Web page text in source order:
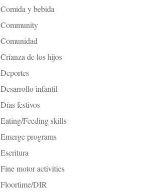
Comida y bebida
Community
Comunidad
Crianza de los hijos
Deportes
Desarrollo infantil
Días festivos
Eating/Feeding skills
Emerge programs
Escritura
Fine motor activities
Floortime/DIR